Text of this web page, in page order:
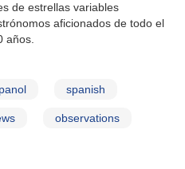
de estrellas variables
aficionados de todo el
años.
spanish
observations